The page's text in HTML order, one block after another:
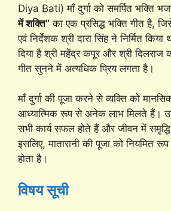
Diya Bati) माँ दुर्गा को समर्पित भक्ति
में शक्ति” का एक प्रसिद्ध भक्ति गीत है,
एवं निर्देशक श्री दारा सिंह ने निर्मित
दिया है श्री महेंद्र कपूर और श्री दिलराज
गीत सुनने में अत्यधिक प्रिय लगता है।
माँ दुर्गा की पूजा करने से व्यक्ति को
आध्यात्मिक रूप से अनेक लाभ मिलते हैं।
सभी कार्य सफल होते हैं और जीवन में
इसलिए, मातारानी की पूजा को नियमित
होता है।
विषय सूची